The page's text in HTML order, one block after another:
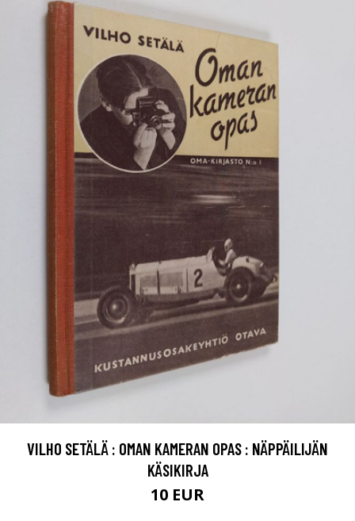
VILHO SETÄLÄ : OMAN KAMERAN OPAS : NÄPPÄILIJÄN
KÄSIKIRJA
10 EUR